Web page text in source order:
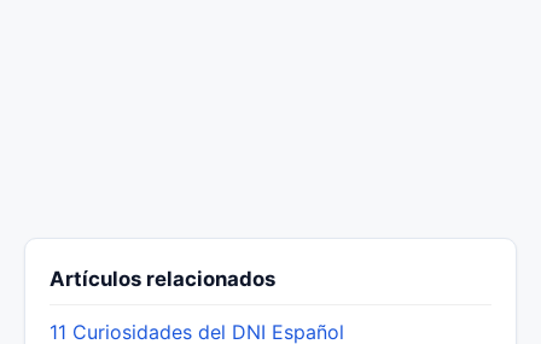
Artículos relacionados
11 Curiosidades del DNI Español